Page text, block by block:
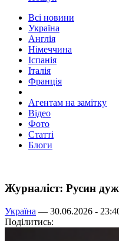
Всі новини
Україна
Англія
Німеччина
Іспанія
Італія
Франція
Агентам на замітку
Відео
Фото
Статті
Блоги
Журналіст: Русин
Україна — 30.06.2026 -
Поділитись: